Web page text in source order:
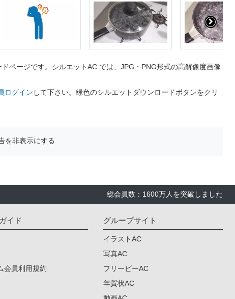
ページです。シルエットAC では、JPG・PNG形式の高解像度画像
ログイン して下さい。緑色のシルエットダウンロードボタンをクリ
を非表示にする
総会員数：1600万人を突破しました
イド
会員利用規約
グループサイト
イラストAC
写真AC
フリービーAC
年賀状AC